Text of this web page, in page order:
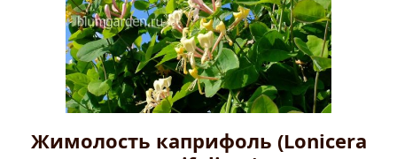
Жимолость каприфоль (Lonicera